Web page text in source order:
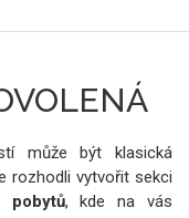
může být klasická
rozhodli vytvořit sekci
pobytů, kde na vás